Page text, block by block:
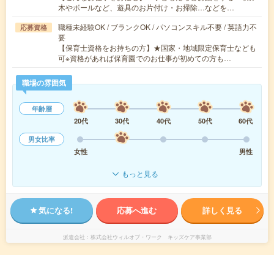
木やボールなど、遊具のお片付け・お掃除…などを…
応募資格
職種未経験OK / ブランクOK / パソコンスキル不要 / 英語力不
要
【保育士資格をお持ちの方】★国家・地域限定保育士なども
可※資格があれば保育園でのお仕事が初めての方も…
職場の雰囲気
年齢層
20代
30代 40代 50代
60代
男女比率
女性
男性
もっと見る
気になる! 応募へ進む 詳しく見る
派遣会社 株式会社ウィルオブ・ワーク キッズケア事業部